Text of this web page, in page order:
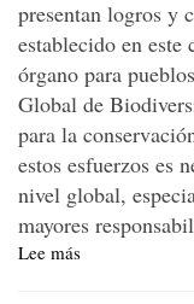
presentan logros y
establecido en
órgano para
Global de
para la
estos esfuerzos es
nivel global,
mayores
Lee más